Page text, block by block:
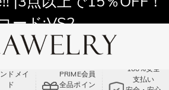
上通常配送無料！
|3点以上で15％OFF！
コード:VS2
ドメイ
ド
PRIME会員
全品ポイン
100%安全
支払い